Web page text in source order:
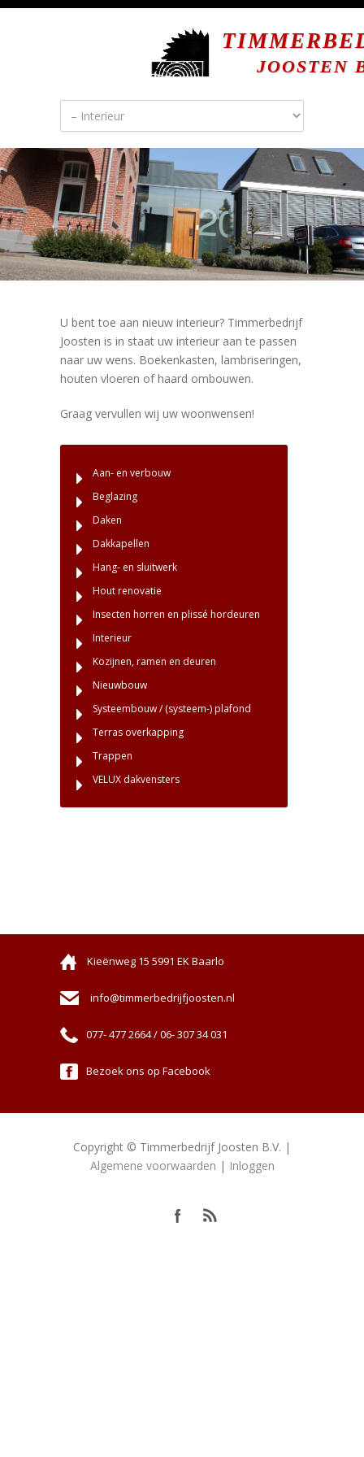
JOOSTEN
U bent toe aan nieuw interieur? Timmerbedrijf
Joosten is in staat uw interieur aan te passen
naar uw wens. Boekenkasten, lambriseringen,
houten vloeren of haard ombouwen.
Graag vervullen wij uw woonwensen!
Aan- en verbouw
Beglazing
Daken
Dakkapellen
Hang- en sluitwerk
Hout renovatie
Insecten horren en plissé hordeuren
Interieur
Kozijnen, ramen en deuren
Nieuwbouw
Systeembouw / (systeem-) plafond
Terras overkapping
Trappen
VELUX dakvensters
Kieënweg 15 5991 EK Baarlo
info@timmerbedrijfjoosten.nl
077- 477 2664 / 06- 307 34 031
Bezoek ons op Facebook
Copyright © Timmerbedrijf Joosten B.V. |
Algemene voorwaarden | Inloggen